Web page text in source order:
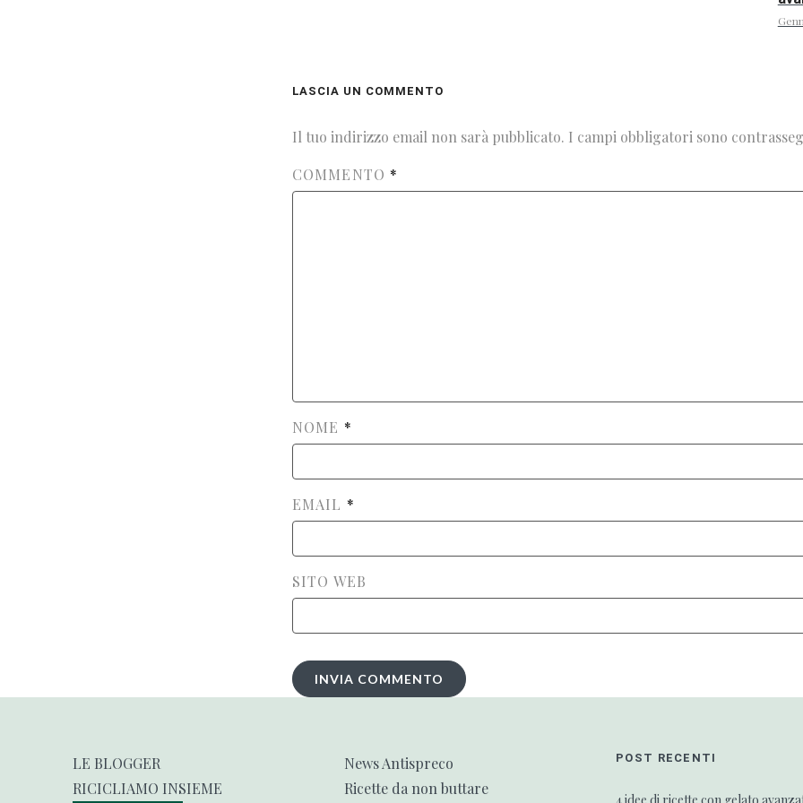
LASCIA UN COMMENTO
Il tuo indirizzo email non sarà pubblicato. I campi obbligatori sono
COMMENTO *
NOME *
EMAIL *
SITO WEB
LE BLOGGER
RICICLIAMO INSIEME
News Antispreco
Ricette da non buttare
POST RECENTI